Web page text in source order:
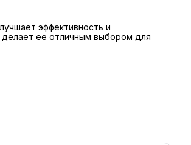
эффективность и
делает ее отличным выбором для